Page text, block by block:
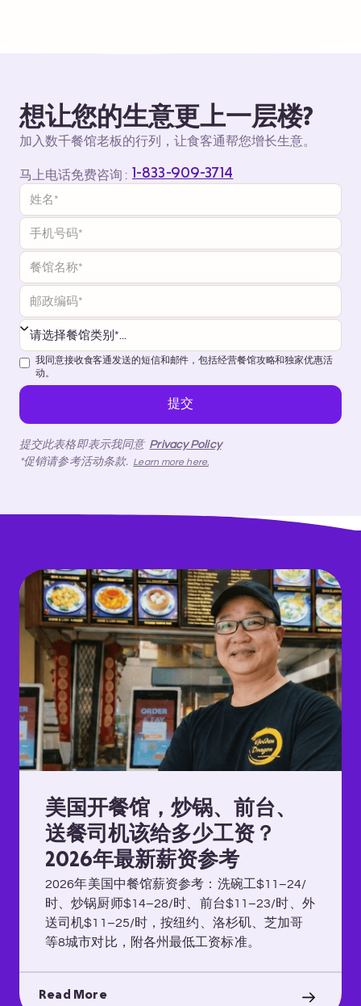
想让您的生意更上一层楼?
加入数千餐馆老板的行列，让食客通帮您增长生意。
马上电话免费咨询 : 1-833-909-3714
我同意接收食客通发送的短信和邮件，包括经营餐馆攻略和独家优惠活
动。
提交此表格即表示我同意 Privacy Policy
*促销请参考活动条款. Learn more here.
美国开餐馆，炒锅、前台、
送餐司机该给多少工资？
2026年最新薪资参考
2026年美国中餐馆薪资参考：洗碗工$11–24/
时、炒锅厨师$14–28/时、前台$11–23/时、外
送司机$11–25/时，按纽约、洛杉矶、芝加哥
等8城市对比，附各州最低工资标准。
Read More